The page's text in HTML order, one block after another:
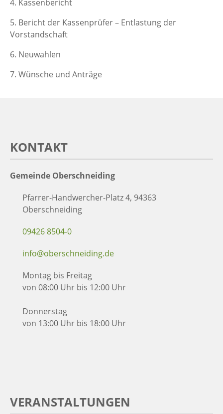
4. Kassenbericht
5. Bericht der Kassenprüfer – Entlastung der
Vorstandschaft
6. Neuwahlen
7. Wünsche und Anträge
KONTAKT
Gemeinde Oberschneiding
Pfarrer-Handwercher-Platz 4, 94363
Oberschneiding
09426 8504-0
info@oberschneiding.de
Montag bis Freitag
von 08:00 Uhr bis 12:00 Uhr
Donnerstag
von 13:00 Uhr bis 18:00 Uhr
VERANSTALTUNGEN